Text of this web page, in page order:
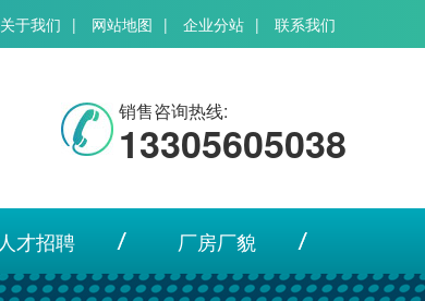
关于我们 | 网站地图 | 企业分站 | 联系我们
销售咨询热线:
13305605038
人才招聘 厂房厂貌